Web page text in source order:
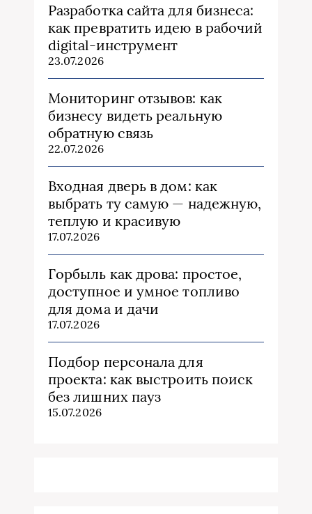
Разработка сайта для бизнеса:
как превратить идею в рабочий
digital-инструмент
23.07.2026
Мониторинг отзывов: как
бизнесу видеть реальную
обратную связь
22.07.2026
Входная дверь в дом: как
выбрать ту самую — надежную,
теплую и красивую
17.07.2026
Горбыль как дрова: простое,
доступное и умное топливо
для дома и дачи
17.07.2026
Подбор персонала для
проекта: как выстроить поиск
без лишних пауз
15.07.2026